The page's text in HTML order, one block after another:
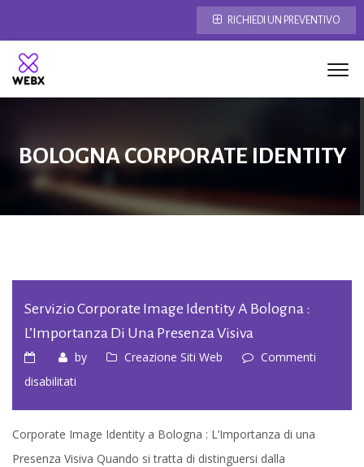
RICHIEDI UN PREVENTIVO
BOLOGNA CORPORATE IDENTITY
Servizio Corporate Image Identity A Bologna :
L’Importanza Di Una Presenza Visiva
by Creazione Siti Web
Commenti
disabilitati
Corporate
Image
Corporate Image Identity a Bologna : L’Importanza di una
Presenza Visiva Quando si tratta di distinguersi dalla